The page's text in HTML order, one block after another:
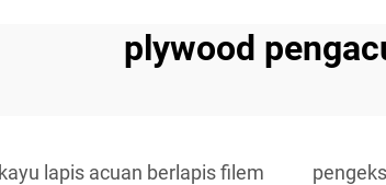
plywood
kayu lapis acuan berlapis filem